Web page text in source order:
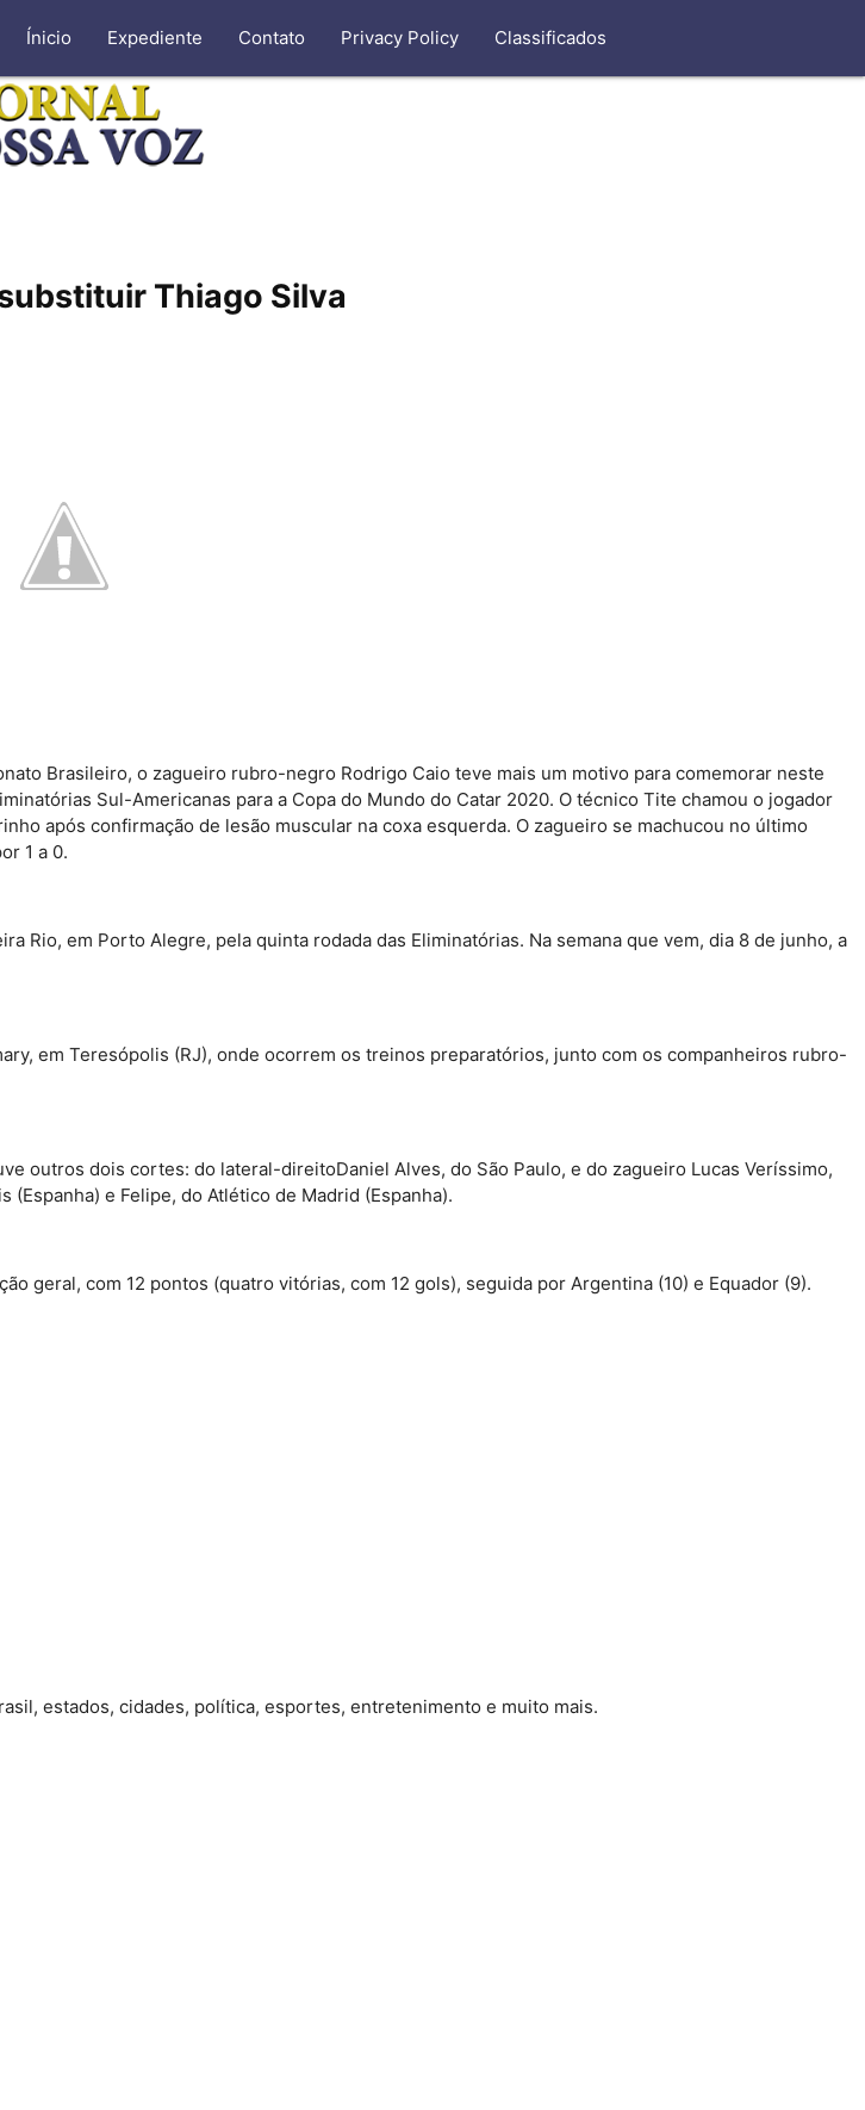
Ínicio Expediente Contato Privacy Policy Classificados
Thiago Silva
Brasileiro, o zagueiro rubro-negro Rodrigo Caio teve mais um motivo para comemorar neste
Sul-Americanas para a Copa do Mundo do Catar 2020. O técnico Tite chamou o jogador
após confirmação de lesão muscular na coxa esquerda. O zagueiro se machucou no último
1 a 0.
Rio, em Porto Alegre, pela quinta rodada das Eliminatórias. Na semana que vem, dia 8 de junho, a
em Teresópolis (RJ), onde ocorrem os treinos preparatórios, junto com os companheiros rubro-
outros dois cortes: do lateral-direitoDaniel Alves, do São Paulo, e do zagueiro Lucas Veríssimo,
e Felipe, do Atlético de Madrid (Espanha).
geral, com 12 pontos (quatro vitórias, com 12 gols), seguida por Argentina (10) e Equador (9).
estados, cidades, política, esportes, entretenimento e muito mais.